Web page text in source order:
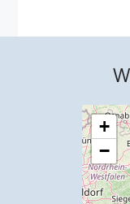
+
−